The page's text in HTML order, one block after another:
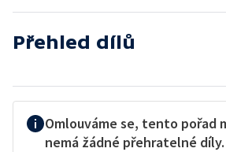
Přehled dílů
Omlouváme se, tento pořad
nemá žádné přehratelné díly.